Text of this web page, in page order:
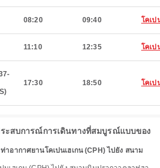
08:20 09:40 โคเป
11:10 12:35 โคเป
17:30 18:50 โคเป
ะสบการณ์การเดินทางที่สมบูรณ์แบบของ
าอากาศยานโคเปนเฮเกน (CPH) ไปยัง สนาม